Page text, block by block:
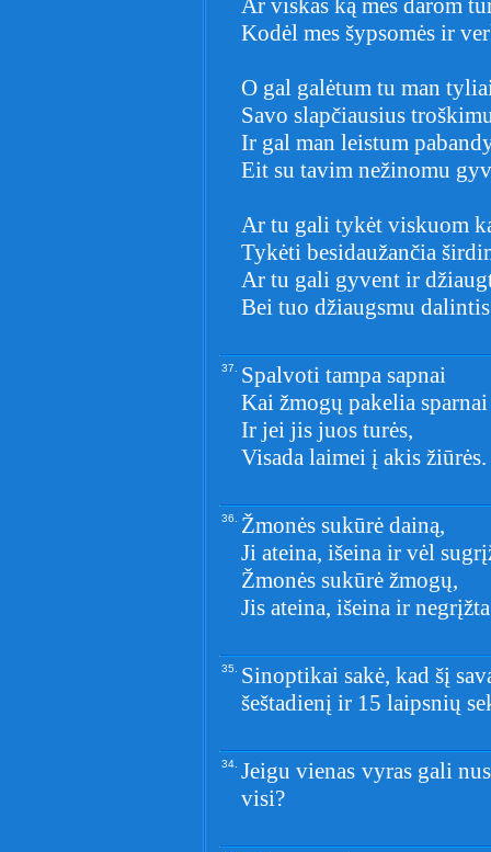
Ar viskas ką mes darom
Kodėl mes šypsomės ir
O gal galėtum tu man
Savo slapčiausius
Ir gal man leistum
Eit su tavim nežinomu
Ar tu gali tykėt viskuom
Tykėti besidaužančia
Ar tu gali gyvent ir
Bei tuo džiaugsmu
37. Spalvoti tampa sapnai
Kai žmogų pakelia sparnai
Ir jei jis juos turės,
Visada laimei į akis žiūrės.
36. Žmonės sukūrė dainą,
Ji ateina, išeina ir vėl
Žmonės sukūrė žmogų,
Jis ateina, išeina ir
35. Sinoptikai sakė, kad šį
šeštadienį ir 15 laipsnių
34. Jeigu vienas vyras gali
visi?